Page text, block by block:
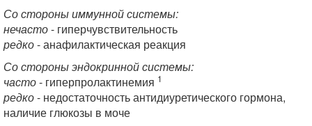
Со стороны иммунной системы:
нечасто- гиперчувствительность
редко- анафилактическая реакция
Со стороны эндокринной системы:
часто- гиперпролактинемия 1
редко- недостаточность антидиуретического гормона,
наличие глюкозы в моче